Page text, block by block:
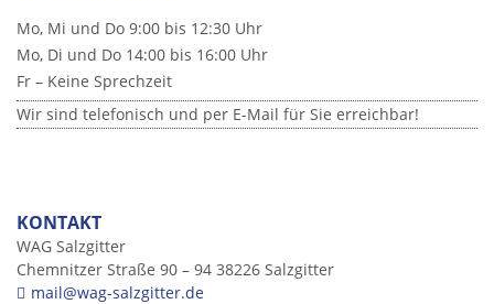
Mo, Mi und Do 9:00 bis 12:30 Uhr
Mo, Di und Do 14:00 bis 16:00 Uhr
Fr – Keine Sprechzeit
Wir sind telefonisch und per E-Mail für Sie erreichbar!
KONTAKT
WAG Salzgitter
Chemnitzer Straße 90 – 94 38226 Salzgitter
mail@wag-salzgitter.de